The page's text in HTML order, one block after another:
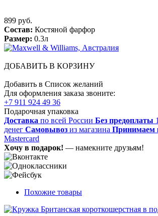
899 руб.
Состав: Костяной фарфор
Размер: 0.3л
ДОБАВИТЬ В КОРЗИНУ
Добавить в Список желаний
Для оформления заказа звоните:
+7 911 924 49 36
Подарочная упаковка
Доставка по всей России Без предоплаты
денег Самовывоз из магазина Принимаем
Mastercard
Хочу в подарок! — намекните друзьям!
Похожие товары